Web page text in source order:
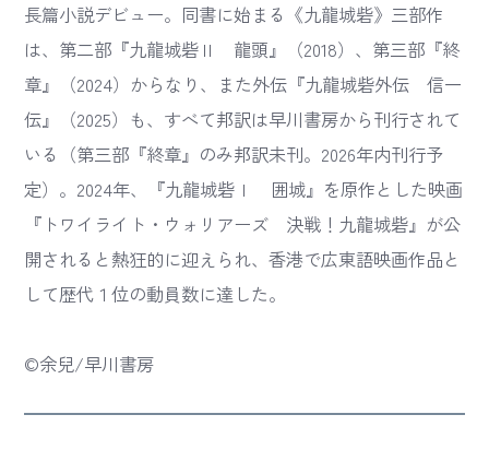
長篇小説デビュー。同書に始まる《九龍城砦》三部作
は、第二部『九龍城砦Ⅱ 龍頭』（2018）、第三部『終
章』（2024）からなり、また外伝『九龍城砦外伝 信一
伝』（2025）も、すべて邦訳は早川書房から刊行されて
いる（第三部『終章』のみ邦訳未刊。2026年内刊行予
定）。2024年、『九龍城砦Ⅰ 囲城』を原作とした映画
『トワイライト・ウォリアーズ 決戦！九龍城砦』が公
開されると熱狂的に迎えられ、香港で広東語映画作品と
して歴代１位の動員数に達した。
©余兒/早川書房